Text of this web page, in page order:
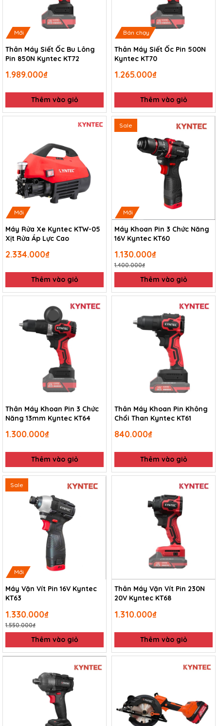
Mới
Thân Máy Siết Ốc Bu Lông
Pin 850N Kyntec KT72
1.989.000₫
Thêm vào giỏ
Bán chạy
Thân Máy Siết Ốc Pin 500N
Kyntec KT70
1.265.000₫
Thêm vào giỏ
Mới
Máy Rửa Xe Kyntec KTW-05
Xịt Rửa Áp Lực Cao
2.334.000₫
Thêm vào giỏ
Sale
Mới
Máy Khoan Pin 3 Chức Năng
16V Kyntec KT60
1.130.000₫
1.400.000₫
Thêm vào giỏ
Thân Máy Khoan Pin 3 Chức
Năng 13mm Kyntec KT64
1.300.000₫
Thêm vào giỏ
Thân Máy Khoan Pin Không
Chổi Than Kyntec KT61
840.000₫
Thêm vào giỏ
Sale
Mới
Máy Vặn Vít Pin 16V Kyntec
KT63
1.330.000₫
1.550.000₫
Thêm vào giỏ
Thân Máy Vặn Vít Pin 230N
20V Kyntec KT68
1.310.000₫
Thêm vào giỏ